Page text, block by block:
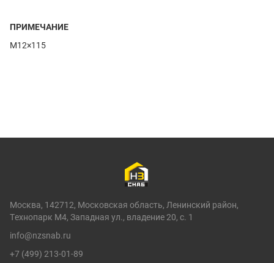
ПРИМЕЧАНИЕ
M12×115
Москва, 142712, Московская область, Ленинский район,
Технопарк М4, Западная ул., владение 20, с. 1
info@nzsnab.ru
+7 (499) 213-01-89